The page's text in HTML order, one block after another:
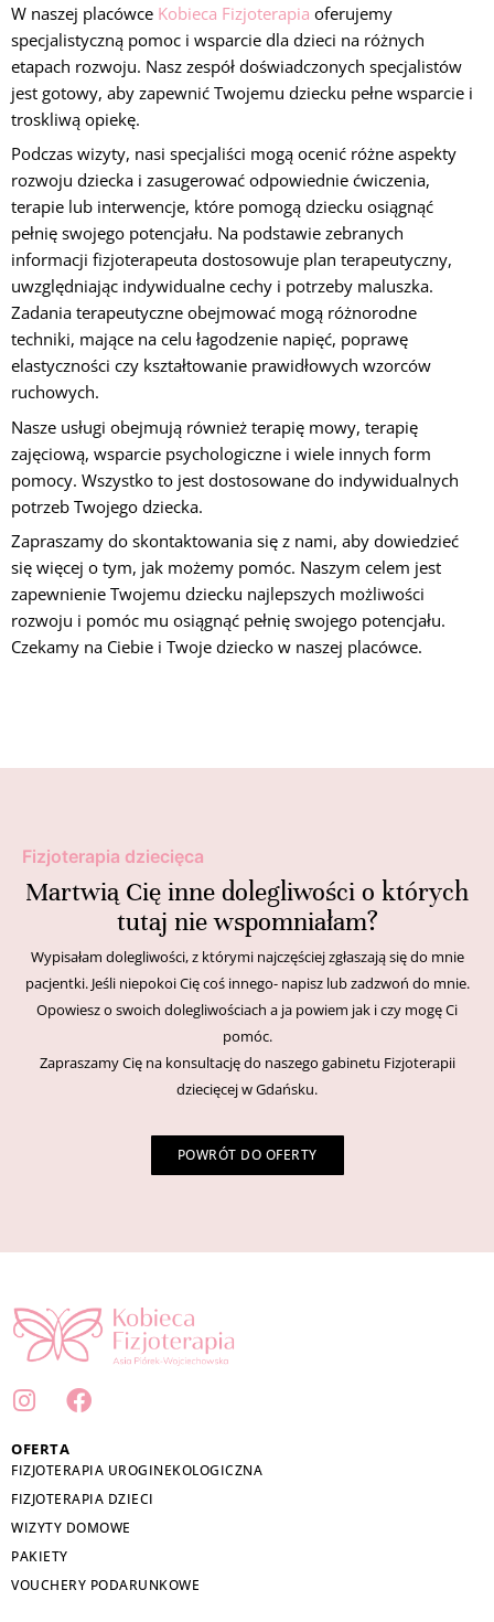
W naszej placówce Kobieca Fizjoterapia oferujemy
specjalistyczną pomoc i wsparcie dla dzieci na różnych
etapach rozwoju. Nasz zespół doświadczonych specjalistów
jest gotowy, aby zapewnić Twojemu dziecku pełne wsparcie i
troskliwą opiekę.
Podczas wizyty, nasi specjaliści mogą ocenić różne aspekty
rozwoju dziecka i zasugerować odpowiednie ćwiczenia,
terapie lub interwencje, które pomogą dziecku osiągnąć
pełnię swojego potencjału. Na podstawie zebranych
informacji fizjoterapeuta dostosowuje plan terapeutyczny,
uwzględniając indywidualne cechy i potrzeby maluszka.
Zadania terapeutyczne obejmować mogą różnorodne
techniki, mające na celu łagodzenie napięć, poprawę
elastyczności czy kształtowanie prawidłowych wzorców
ruchowych.
Nasze usługi obejmują również terapię mowy, terapię
zajęciową, wsparcie psychologiczne i wiele innych form
pomocy. Wszystko to jest dostosowane do indywidualnych
potrzeb Twojego dziecka.
Zapraszamy do skontaktowania się z nami, aby dowiedzieć
się więcej o tym, jak możemy pomóc. Naszym celem jest
zapewnienie Twojemu dziecku najlepszych możliwości
rozwoju i pomóc mu osiągnąć pełnię swojego potencjału.
Czekamy na Ciebie i Twoje dziecko w naszej placówce.
Fizjoterapia dziecięca
Martwią Cię inne dolegliwości o których
tutaj nie wspomniałam?
Wypisałam dolegliwości, z którymi najczęściej zgłaszają się do mnie
pacjentki. Jeśli niepokoi Cię coś innego- napisz lub zadzwoń do mnie.
Opowiesz o swoich dolegliwościach a ja powiem jak i czy mogę Ci
pomóc.
Zapraszamy Cię na konsultację do naszego gabinetu Fizjoterapii
dziecięcej w Gdańsku.
POWRÓT DO OFERTY
I
s
t
a
g
r
a
F
e
b
o
k
OFERTA
FIZJOTERAPIA UROGINEKOLOGICZNA
FIZJOTERAPIA DZIECI
WIZYTY DOMOWE
PAKIETY
VOUCHERY PODARUNKOWE